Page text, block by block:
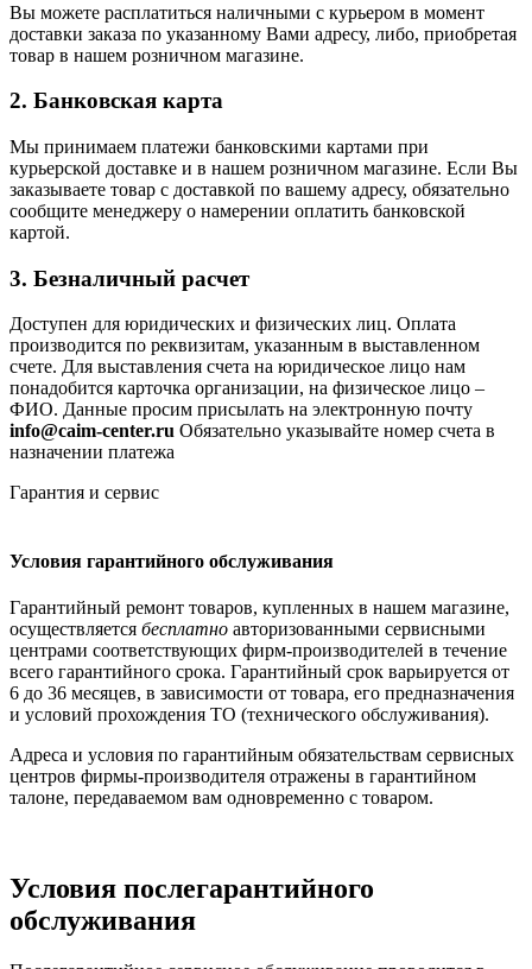
Вы можете расплатиться наличными с курьером в момент
доставки заказа по указанному Вами адресу, либо, приобретая
товар в нашем розничном магазине.
2. Банковская карта
Мы принимаем платежи банковскими картами при
курьерской доставке и в нашем розничном магазине. Если Вы
заказываете товар с доставкой по вашему адресу, обязательно
сообщите менеджеру о намерении оплатить банковской
картой.
3. Безналичный расчет
Доступен для юридических и физических лиц. Оплата
производится по реквизитам, указанным в выставленном
счете. Для выставления счета на юридическое лицо нам
понадобится карточка организации, на физическое лицо –
ФИО. Данные просим присылать на электронную почту
info@caim-center.ru Обязательно указывайте номер счета в
назначении платежа
Гарантия и сервис
Условия гарантийного обслуживания
Гарантийный ремонт товаров, купленных в нашем магазине,
осуществляется бесплатно авторизованными сервисными
центрами соответствующих фирм-производителей в течение
всего гарантийного срока. Гарантийный срок варьируется от
6 до 36 месяцев, в зависимости от товара, его предназначения
и условий прохождения ТО (технического обслуживания).
Адреса и условия по гарантийным обязательствам сервисных
центров фирмы-производителя отражены в гарантийном
талоне, передаваемом вам одновременно с товаром.
Условия послегарантийного
обслуживания